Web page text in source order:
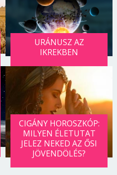
URÁNUSZ AZ
IKREKBEN
CIGÁNY HOROSZKÓP:
MILYEN ÉLETUTAT
JELEZ NEKED AZ ŐSI
JÖVENDÖLÉS?
Bejelentkezés